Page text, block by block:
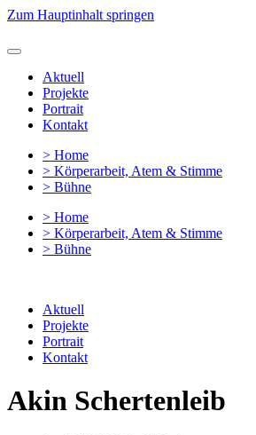
Zum Hauptinhalt springen
Aktuell
Projekte
Portrait
Kontakt
> Home
> Körperarbeit, Atem & Stimme
> Bühne
> Home
> Körperarbeit, Atem & Stimme
> Bühne
Aktuell
Projekte
Portrait
Kontakt
Akin Schertenleib